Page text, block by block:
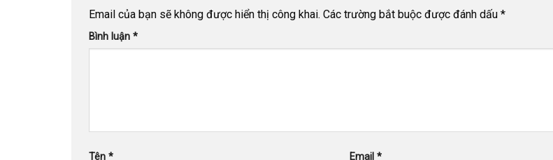
Email của bạn sẽ không được hiển thị công khai. Các trường bắt buộc được đánh dấu *
Bình luận *
Tên * Email*